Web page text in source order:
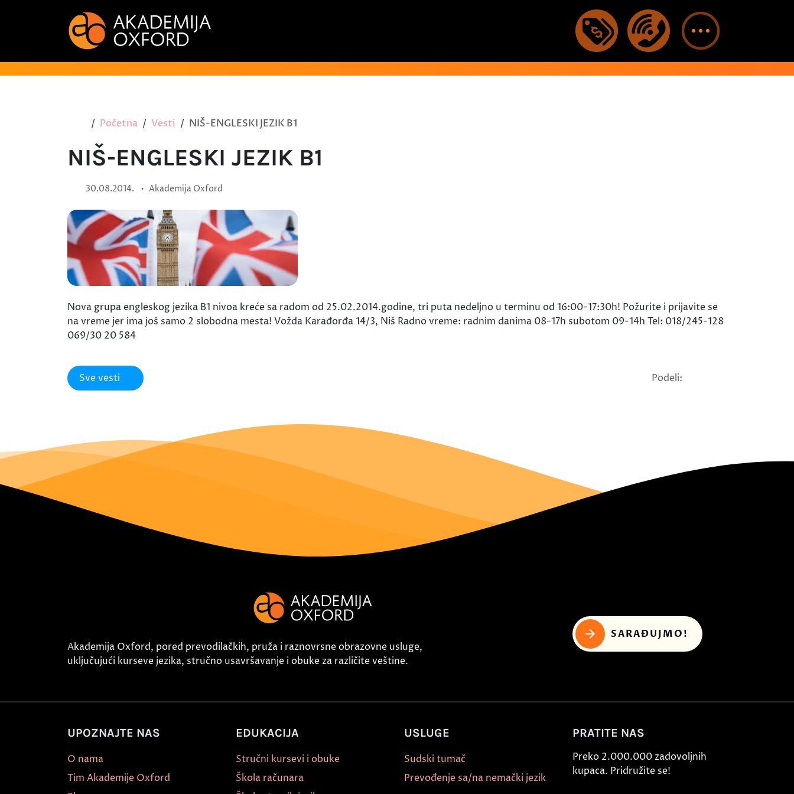
Početna Vesti NIŠ-ENGLESKI JEZIK B1
NIŠ-ENGLESKI JEZIK B1
30.08.2014. • Akademija Oxford
Nova grupa engleskog jezika B1 nivoa kreće sa radom od 25.02.2014.godine, tri puta nedeljno u terminu od 16:00-17:30h! Požurite i prijavite se
na vreme jer ima još samo 2 slobodna mesta! Vožda Karađorđa 14/3, Niš Radno vreme: radnim danima 08-17h subotom 09-14h Tel: 018/245-128
069/30 20 584
Sve vesti Podeli:
Akademija Oxford, pored prevodilačkih, pruža i raznovrsne obrazovne usluge,
uključujući kurseve jezika, stručno usavršavanje i obuke za različite veštine.
SARAĐUJMO!
UPOZNAJTE NAS
O nama
Tim Akademije Oxford
EDUKACIJA
Stručni kursevi i obuke
Škola računara
USLUGE
Sudski tumač
Prevođenje sa/na nemački jezik
PRATITE NAS
Preko 2.000.000 zadovoljnih
kupaca. Pridružite se!